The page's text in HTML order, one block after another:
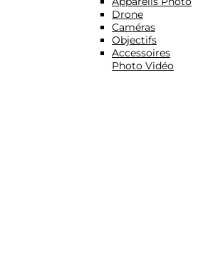
Drone
Caméras
Objectifs
Accessoires
Photo Vidéo